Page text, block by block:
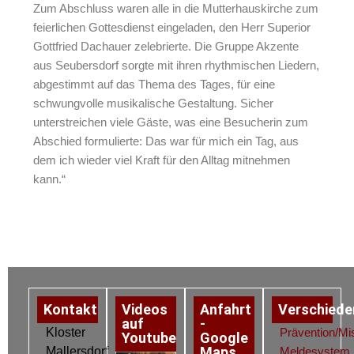
Zum Abschluss waren alle in die Mutterhauskirche zum
feierlichen Gottesdienst eingeladen, den Herr Superior
Gottfried Dachauer zelebrierte. Die Gruppe Akzente
aus Seubersdorf sorgte mit ihren rhythmischen Liedern,
abgestimmt auf das Thema des Tages, für eine
schwungvolle musikalische Gestaltung. Sicher
unterstreichen viele Gäste, was eine Besucherin zum
Abschied formulierte: Das war für mich ein Tag, aus
dem ich wieder viel Kraft für den Alltag mitnehmen
kann.“
Kontakt
Kloster
Videos
auf
Youtube
Anfahrt
-
Google
Prävention/